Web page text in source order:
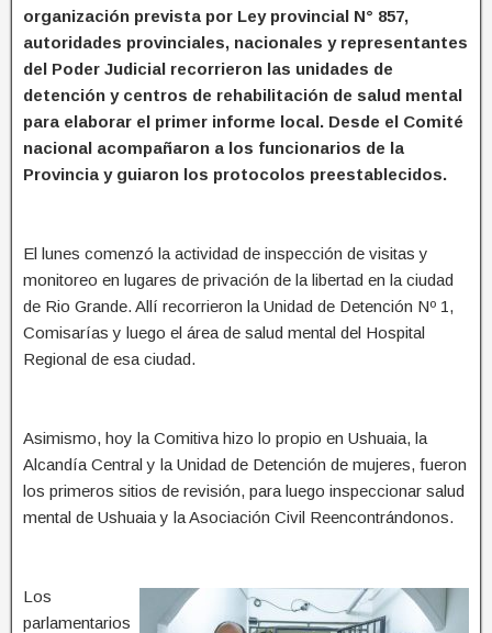
organización prevista por Ley provincial N° 857,
autoridades provinciales, nacionales y representantes
del Poder Judicial recorrieron las unidades de
detención y centros de rehabilitación de salud mental
para elaborar el primer informe local. Desde el Comité
nacional acompañaron a los funcionarios de la
Provincia y guiaron los protocolos preestablecidos.
El lunes comenzó la actividad de inspección de visitas y
monitoreo en lugares de privación de la libertad en la ciudad
de Rio Grande. Allí recorrieron la Unidad de Detención Nº 1,
Comisarías y luego el área de salud mental del Hospital
Regional de esa ciudad.
Asimismo, hoy la Comitiva hizo lo propio en Ushuaia, la
Alcandía Central y la Unidad de Detención de mujeres, fueron
los primeros sitios de revisión, para luego inspeccionar salud
mental de Ushuaia y la Asociación Civil Reencontrándonos.
Los
parlamentarios